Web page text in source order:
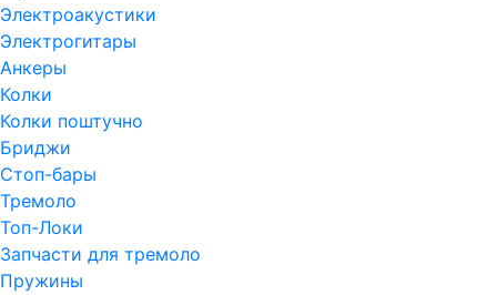
Электроакустики
Электрогитары
Анкеры
Колки
Колки поштучно
Бриджи
Стоп-бары
Тремоло
Топ-Локи
Запчасти для тремоло
Пружины